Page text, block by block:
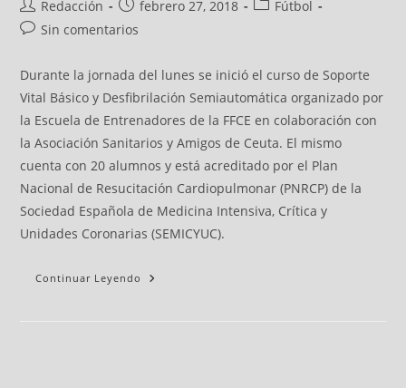
Redacción febrero 27, 2018
Fútbol
Sin comentarios
Durante la jornada del lunes se inició el curso de Soporte
Vital Básico y Desfibrilación Semiautomática organizado por
la Escuela de Entrenadores de la FFCE en colaboración con
la Asociación Sanitarios y Amigos de Ceuta. El mismo
cuenta con 20 alumnos y está acreditado por el Plan
Nacional de Resucitación Cardiopulmonar (PNRCP) de la
Sociedad Española de Medicina Intensiva, Crítica y
Unidades Coronarias (SEMICYUC).
Continuar Leyendo